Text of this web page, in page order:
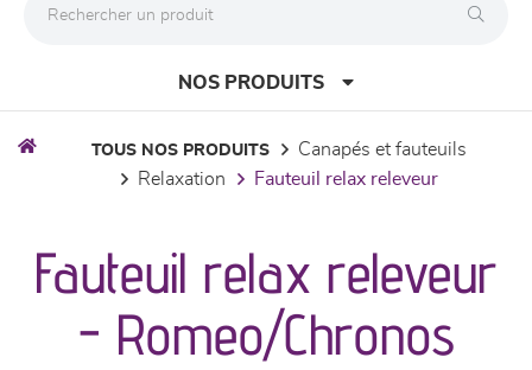
NOS PRODUITS
séjours
meubles de complément
TOUS NOS PRODUITS
canapés et fauteuils
relaxation
fauteuil relax releveur
Fauteuil relax releveur
- Romeo/Chronos